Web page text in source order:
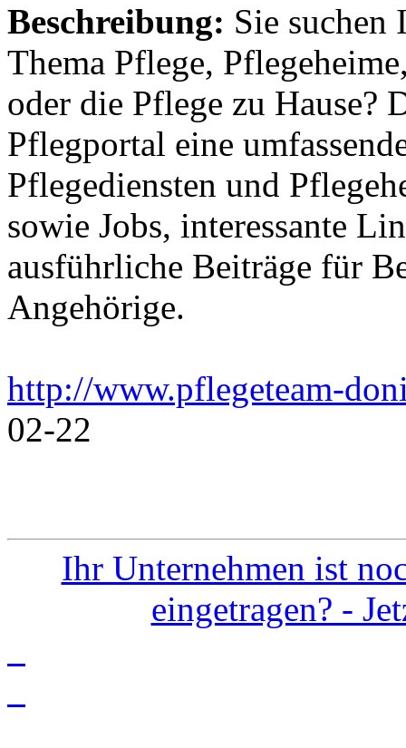
Beschreibung: Sie suchen
Thema Pflege,
oder die Pflege zu Hause?
Pflegportal eine
Pflegediensten und
sowie Jobs, interessante
ausführliche Beiträge für
Angehörige.
http://www.pflegeteam-
02-22
Ihr Unternehmen ist
eingetragen? -